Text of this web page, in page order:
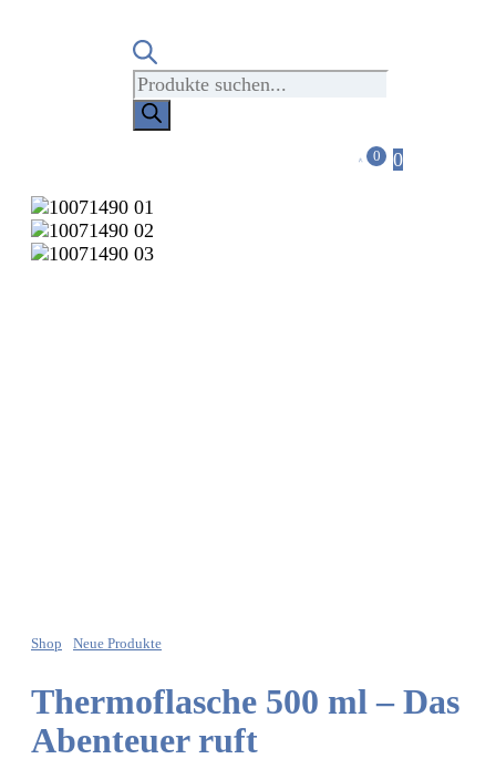
Products
search
0 0
Shop Neue Produkte
Thermoflasche 500 ml – Das
Abenteuer ruft